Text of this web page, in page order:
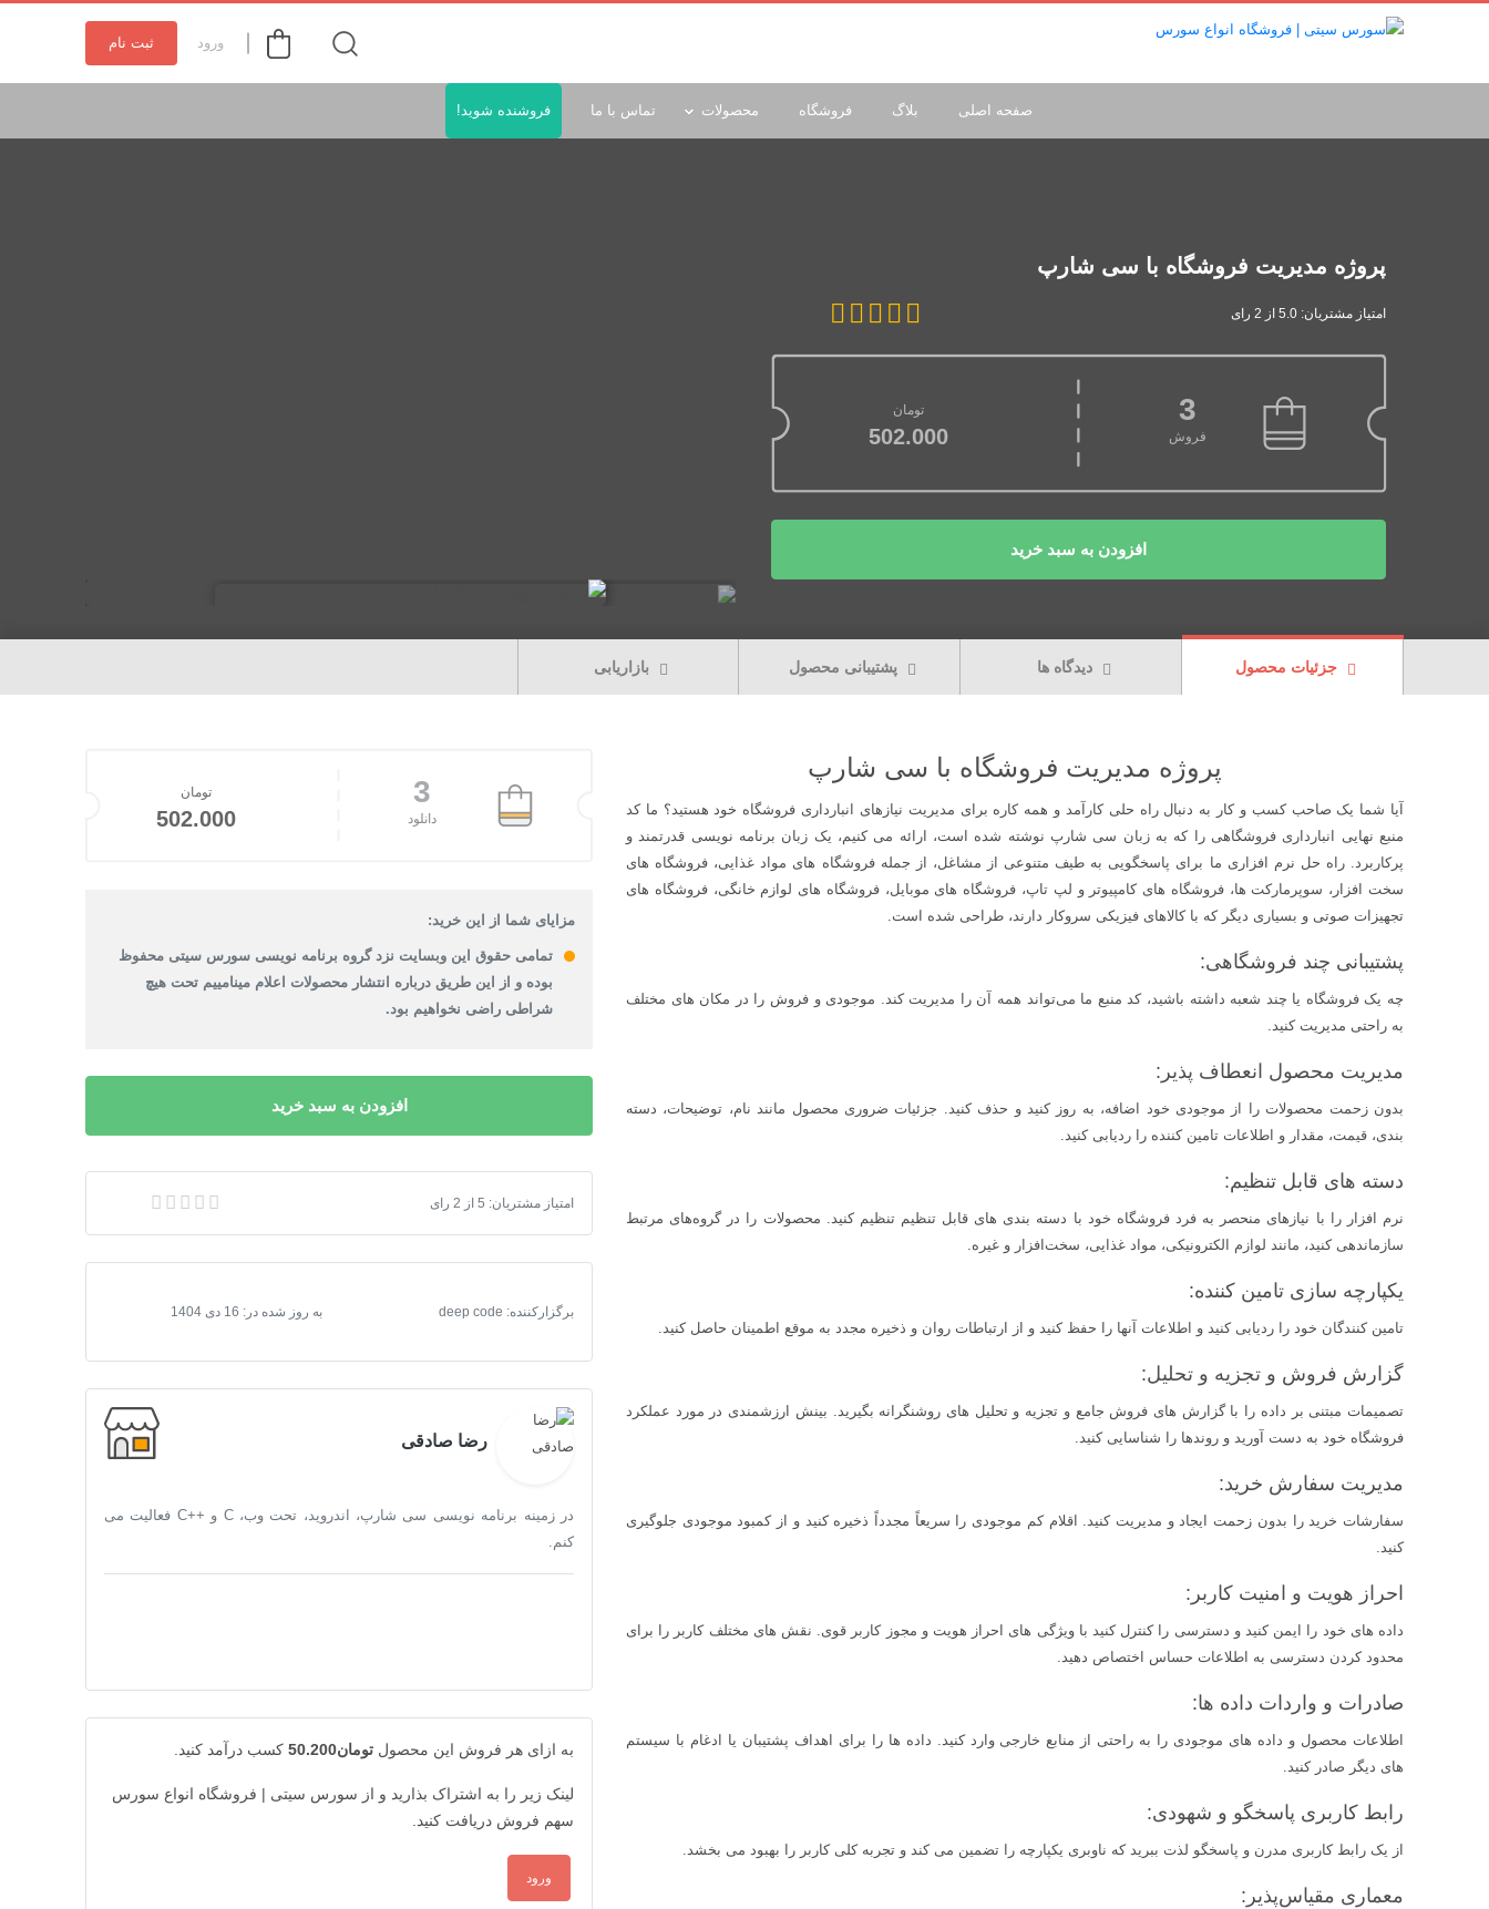
ورود ثبت نام
صفحه اصلی بلاگ فروشگاه محصولات تماس با ما فروشنده شوید!
پروژه مدیریت فروشگاه با سی شارپ
امتیاز مشتریان: 5.0 از 2 رای
3
فروش
تومان
502.000
افزودن به سبد خرید
جزئیات محصول دیدگاه ها پشتیبانی محصول بازاریابی
پروژه مدیریت فروشگاه با سی شارپ
آیا شما یک صاحب کسب و کار به دنبال راه حلی کارآمد و همه کاره برای مدیریت نیازهای انبارداری فروشگاه خود هستید؟ ما کد
منبع نهایی انبارداری فروشگاهی را که به زبان سی شارپ نوشته شده است، ارائه می کنیم، یک زبان برنامه نویسی قدرتمند و
پرکاربرد. راه حل نرم افزاری ما برای پاسخگویی به طیف متنوعی از مشاغل، از جمله فروشگاه های مواد غذایی، فروشگاه های
سخت افزار، سوپرمارکت ها، فروشگاه های کامپیوتر و لپ تاپ، فروشگاه های موبایل، فروشگاه های لوازم خانگی، فروشگاه های
تجهیزات صوتی و بسیاری دیگر که با کالاهای فیزیکی سروکار دارند، طراحی شده است.
پشتیبانی چند فروشگاهی:
چه یک فروشگاه یا چند شعبه داشته باشید، کد منبع ما می‌تواند همه آن را مدیریت کند. موجودی و فروش را در مکان های مختلف
به راحتی مدیریت کنید.
مدیریت محصول انعطاف پذیر:
بدون زحمت محصولات را از موجودی خود اضافه، به روز کنید و حذف کنید. جزئیات ضروری محصول مانند نام، توضیحات، دسته
بندی، قیمت، مقدار و اطلاعات تامین کننده را ردیابی کنید.
دسته های قابل تنظیم:
نرم افزار را با نیازهای منحصر به فرد فروشگاه خود با دسته بندی های قابل تنظیم تنظیم کنید. محصولات را در گروه‌های مرتبط
سازماندهی کنید، مانند لوازم الکترونیکی، مواد غذایی، سخت‌افزار و غیره.
یکپارچه سازی تامین کننده:
تامین کنندگان خود را ردیابی کنید و اطلاعات آنها را حفظ کنید و از ارتباطات روان و ذخیره مجدد به موقع اطمینان حاصل کنید.
گزارش فروش و تجزیه و تحلیل:
تصمیمات مبتنی بر داده را با گزارش های فروش جامع و تجزیه و تحلیل های روشنگرانه بگیرید. بینش ارزشمندی در مورد عملکرد
فروشگاه خود به دست آورید و روندها را شناسایی کنید.
مدیریت سفارش خرید:
سفارشات خرید را بدون زحمت ایجاد و مدیریت کنید. اقلام کم موجودی را سریعاً مجدداً ذخیره کنید و از کمبود موجودی جلوگیری
کنید.
احراز هویت و امنیت کاربر:
داده های خود را ایمن کنید و دسترسی را کنترل کنید با ویژگی های احراز هویت و مجوز کاربر قوی. نقش های مختلف کاربر را برای
محدود کردن دسترسی به اطلاعات حساس اختصاص دهید.
صادرات و واردات داده ها:
اطلاعات محصول و داده های موجودی را به راحتی از منابع خارجی وارد کنید. داده ها را برای اهداف پشتیبان یا ادغام با سیستم
های دیگر صادر کنید.
رابط کاربری پاسخگو و شهودی:
از یک رابط کاربری مدرن و پاسخگو لذت ببرید که ناوبری یکپارچه را تضمین می کند و تجربه کلی کاربر را بهبود می بخشد.
معماری مقیاس‌پذیر:
3
دانلود
تومان
502.000
مزایای شما از این خرید:
تمامی حقوق این وبسایت نزد گروه برنامه نویسی سورس سیتی محفوظ
بوده و از این طریق درباره انتشار محصولات اعلام مینامییم تحت هیچ
شراطی راضی نخواهیم بود.
افزودن به سبد خرید
پروژه مدیریت فروشگاه با سی شارپ
امتیاز مشتریان: 5 از 2 رای
برگزارکننده: deep code به روز شده در: 16 دی 1404
رضا صادقی
در زمینه برنامه نویسی سی شارپ، اندروید، تحت وب، C و ++C فعالیت می
کنم.
به ازای هر فروش این محصول تومان50.200 کسب درآمد کنید.
لینک زیر را به اشتراک بذارید و از سورس سیتی | فروشگاه انواع سورس
سهم فروش دریافت کنید.
ورود